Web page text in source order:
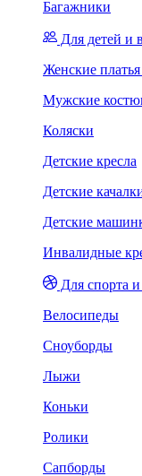
Багажники
Для детей и
Женские
Мужские
Коляски
Детские кресла
Детские
Детские
Инвалидные
Для спорта
Велосипеды
Сноуборды
Лыжи
Коньки
Ролики
Сапборды